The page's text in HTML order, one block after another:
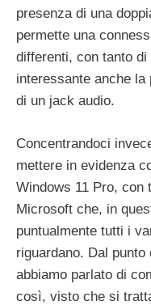
presenza di una
permette una
differenti, con tanto
interessante anche
di un jack audio.
Concentrandoci
mettere in evidenza
Windows 11 Pro, con
Microsoft che, in
puntualmente tutti i
riguardano. Dal
abbiamo parlato di
così, visto che si